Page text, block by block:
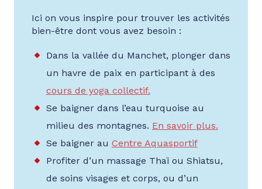
Ici on vous inspire pour trouver les activités
bien-être dont vous avez besoin :
Dans la vallée du Manchet, plonger dans
un havre de paix en participant à des
cours de yoga collectif.
Se baigner dans l’eau turquoise au
milieu des montagnes. En savoir plus.
Se baigner au Centre Aquasportif
Profiter d’un massage Thaï ou Shiatsu,
de soins visages et corps, ou d’un